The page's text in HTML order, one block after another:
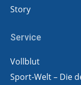
Story
Service
Vollblut
Sport-Welt – Die